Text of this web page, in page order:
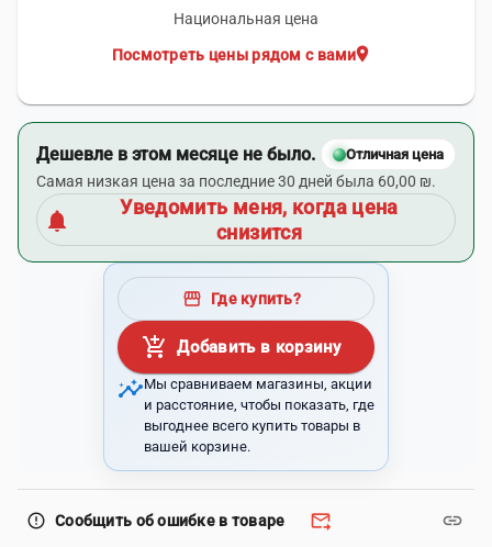
Национальная цена
location_on
Посмотреть цены рядом с вами
Дешевле в этом месяце не было. Отличная цена
Самая низкая цена за последние 30 дней была 60,00 ₪.
notifications
Уведомить меня, когда цена
снизится
storefront Где купить?
add_shopping_cart Добавить в корзину
insightsМы сравниваем магазины, акции
и расстояние, чтобы показать, где
выгоднее всего купить товары в
вашей корзине.
error_outline Сообщить об ошибке в товаре forward_to_inbox link